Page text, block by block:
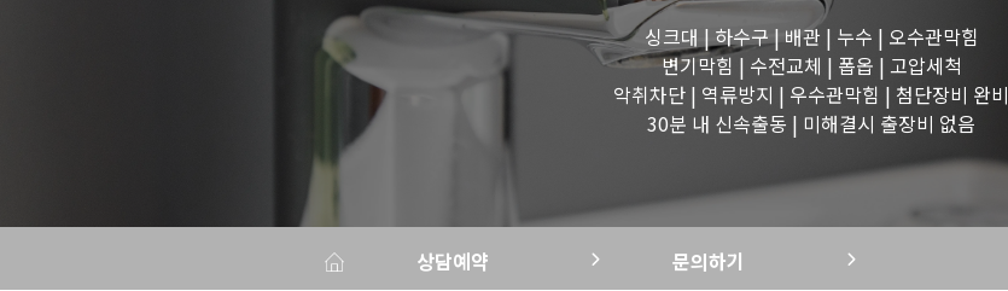
오시는길 세면대 작업
변기 작업
싱크대 | 하수구 | 배관 | 누수 | 오수관막힘
변기막힘 | 수전교체 | 폽옵 | 고압세척
악취차단 | 역류방지 | 우수관막힘 | 첨단장비 완비
30분 내 신속출동 | 미해결시 출장비 없음
상담예약 문의하기